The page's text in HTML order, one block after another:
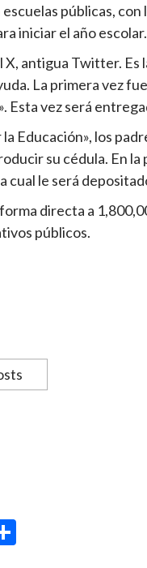
públicas,
iniciar el año escolar.
X, antigua Twitter.
La primera vez
Esta vez será
la Educación», los
su cédula. En la
cual le será
directa a
públicos.